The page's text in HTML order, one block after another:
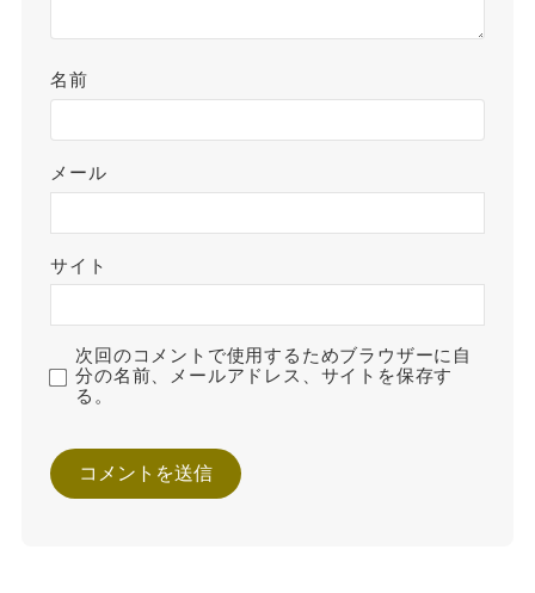
名前
メール
サイト
次回のコメントで使用するためブラウザーに自
分の名前、メールアドレス、サイトを保存す
る。